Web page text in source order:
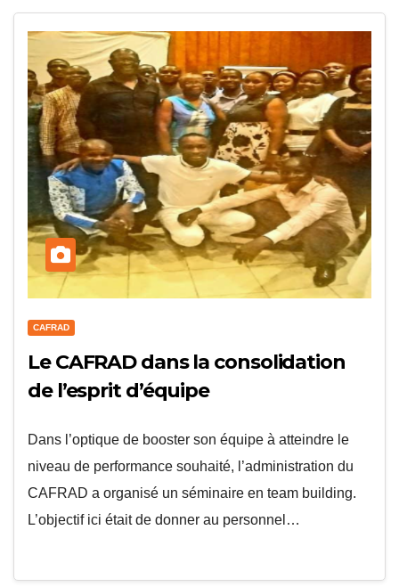
CAFRAD
Le CAFRAD dans la consolidation
de l’esprit d’équipe
Dans l’optique de booster son équipe à atteindre le
niveau de performance souhaité, l’administration du
CAFRAD a organisé un séminaire en team building.
L’objectif ici était de donner au personnel…